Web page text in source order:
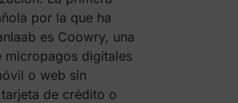
por la que ha
es Coowry, una
micropagos digitales
o web sin
de crédito o